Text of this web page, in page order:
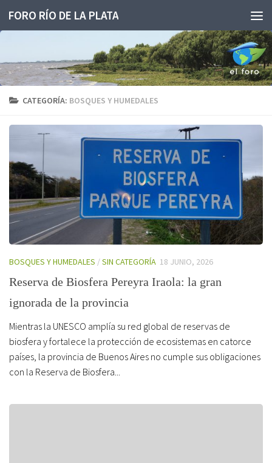
Saltar al contenido
FORO RÍO DE LA PLATA
CATEGORÍA: BOSQUES Y HUMEDALES
BOSQUES Y HUMEDALES /SIN CATEGORÍA 18 JUNIO, 2026
Reserva de Biosfera Pereyra Iraola: la gran
ignorada de la provincia
Mientras la UNESCO amplía su red global de reservas de
biosfera y fortalece la protección de ecosistemas en catorce
países, la provincia de Buenos Aires no cumple sus obligaciones
con la Reserva de Biosfera...